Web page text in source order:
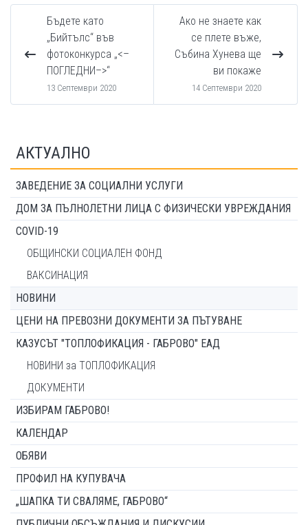
Бъдете като
„Бийтълс“ във
фотоконкурса „<–
ПОГЛЕДНИ–>“
13 Септември 2020
Ако не знаете как
се плете въже,
Събина Хунева ще
ви покаже
14 Септември 2020
АКТУАЛНО
ЗАВЕДЕНИЕ ЗА СОЦИАЛНИ УСЛУГИ
ДОМ ЗА ПЪЛНОЛЕТНИ ЛИЦА С ФИЗИЧЕСКИ УВРЕЖДАНИЯ
COVID-19
ОБЩИНСКИ СОЦИАЛЕН ФОНД
ВАКСИНАЦИЯ
НОВИНИ
ЦЕНИ НА ПРЕВОЗНИ ДОКУМЕНТИ ЗА ПЪТУВАНЕ
КАЗУСЪТ "ТОПЛОФИКАЦИЯ - ГАБРОВО" ЕАД
НОВИНИ за ТОПЛОФИКАЦИЯ
ДОКУМЕНТИ
ИЗБИРАМ ГАБРОВО!
КАЛЕНДАР
ОБЯВИ
ПРОФИЛ НА КУПУВАЧА
„ШАПКА ТИ СВАЛЯМЕ, ГАБРОВО“